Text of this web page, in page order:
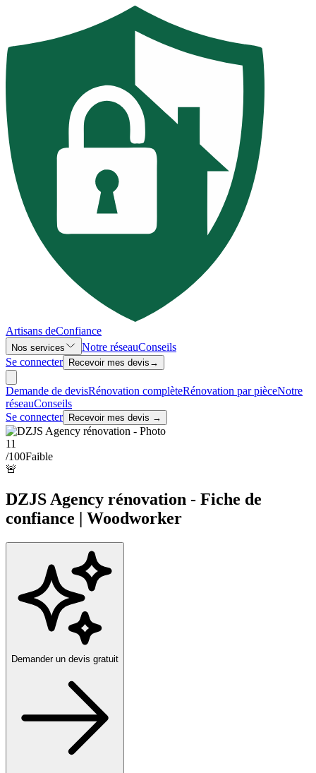
Artisans deConfiance
Nos services Notre réseauConseils
Se connecter
Recevoir mes devis →
Demande de devisRénovation complèteRénovation par pièceNotre
réseauConseils
Se connecter
Recevoir mes devis →
11
/100Faible
🚨
DZJS Agency rénovation - Fiche de
confiance | Woodworker
Demander un devis gratuit